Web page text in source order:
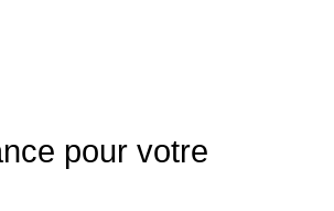
pour votre